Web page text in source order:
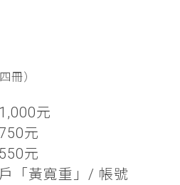
冊）
元
元
元
「黃寬重」/ 帳號